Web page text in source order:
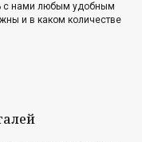
с нами любым удобным
и в каком количестве